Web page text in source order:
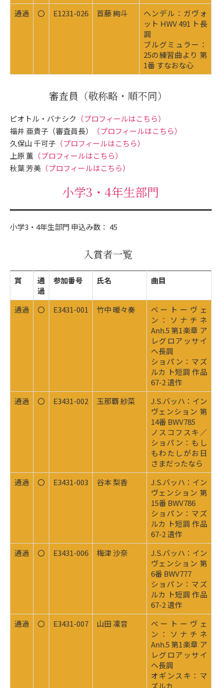
通過
〇 E1231-026 首藤 絢斗
ヘンデル：ガヴォ
ット HWV 491 ト長
調
ブルグミュラー：
25の練習曲より 第
1番 すなおな心
審査員 （敬称略・順不同）
ピオトル・バナシク （プロフィールはこちら）
福井 亜貴子（審査員長）
（プロフィールはこちら）
久保山 千可子（プロフィールはこちら）
上原 薫 （プロフィールはこちら）
秋葉 芳美（プロフィールはこちら）
小学3・4年生部門
小学3・4年生部門 申込み数： 45
入賞者一覧
賞
通
過
参加番号 氏名 曲目
通過 〇 E3431-001 竹中 暖々奏
ベートーヴェ
ン：ソナチネ
Anh.5 第1楽章 ア
レグロアッサイ
ヘ長調
ショパン：マズ
ルカ ト短調 作品
67-2 遺作
通過
〇 E3431-002 玉那覇 紗菜
J.S.バッハ：イン
ヴェンション 第
14番 BWV785
ノスコフスキ／
ショパン：もし
もわたしがお日
さまだったなら
通過
〇 E3431-003 谷本 梨香
J.S.バッハ：イン
ヴェンション 第
15番 BWV786
ショパン：マズ
ルカ ト短調 作品
67-2 遺作
通過
〇 E3431-006 梅津 沙奈
J.S.バッハ：イン
ヴェンション 第
6番 BWV777
ショパン：マズ
ルカ ト短調 作品
67-2 遺作
通過
〇 E3431-007 山田 凜音
ベートーヴェ
ン：ソナチネ
Anh.5 第1楽章 ア
レグロアッサイ
ヘ長調
オギンスキ：マ
ズルカ